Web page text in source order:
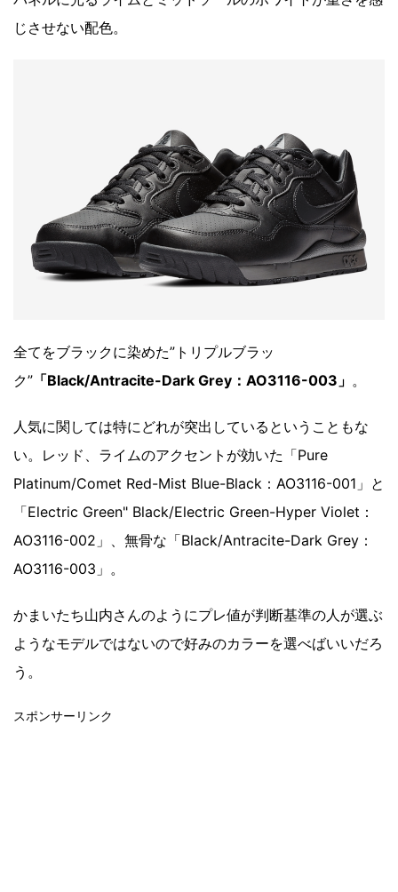
じさせない配色。
全てをブラックに染めた”トリプルブラッ
ク” 「Black/Antracite-Dark Grey：AO3116-003」 。
人気に関しては特にどれが突出しているということもな
い。レッド、ライムのアクセントが効いた「Pure
Platinum/Comet Red-Mist Blue-Black：AO3116-001」と
「Electric Green" Black/Electric Green-Hyper Violet：
AO3116-002」、無骨な「Black/Antracite-Dark Grey：
AO3116-003」。
かまいたち山内さんのようにプレ値が判断基準の人が選ぶ
ようなモデルではないので好みのカラーを選べばいいだろ
う。
スポンサーリンク